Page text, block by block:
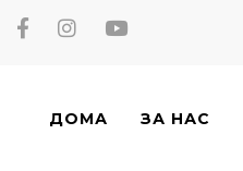
ДОМА ЗА НАС